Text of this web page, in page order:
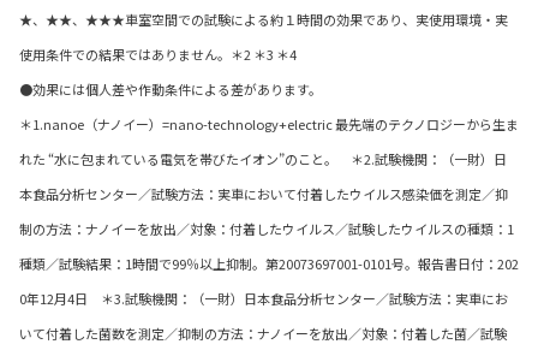
★、★★、★★★車室空間での試験による約１時間の効果であり、実使用環境・実
使用条件での結果ではありません。＊2 ＊3 ＊4
●効果には個人差や作動条件による差があります。
＊1.nanoe（ナノイー）=nano-technology+electric 最先端のテクノロジーから生ま
れた “水に包まれている電気を帯びたイオン”のこと。 ＊2.試験機関：（一財）日
本食品分析センター／試験方法：実車において付着したウイルス感染価を測定／抑
制の方法：ナノイーを放出／対象：付着したウイルス／試験したウイルスの種類：1
種類／試験結果：1時間で99％以上抑制。第20073697001-0101号。報告書日付：202
0年12月4日 ＊3.試験機関：（一財）日本食品分析センター／試験方法：実車にお
いて付着した菌数を測定／抑制の方法：ナノイーを放出／対象：付着した菌／試験